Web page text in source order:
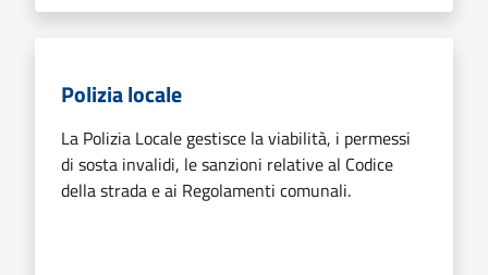
Polizia locale
La Polizia Locale gestisce la viabilità, i permessi
di sosta invalidi, le sanzioni relative al Codice
della strada e ai Regolamenti comunali.